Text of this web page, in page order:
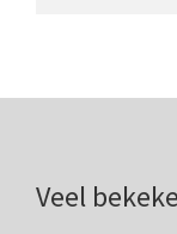
Veel